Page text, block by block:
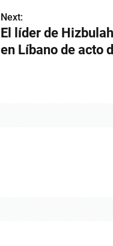
Next:
El líder de
en Líbano de acto